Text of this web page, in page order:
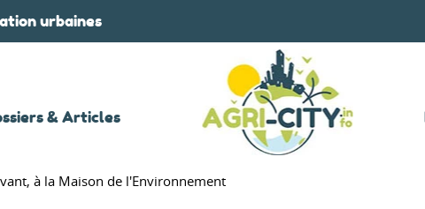
urbaines
& Articles
à la Maison de l'Environnement